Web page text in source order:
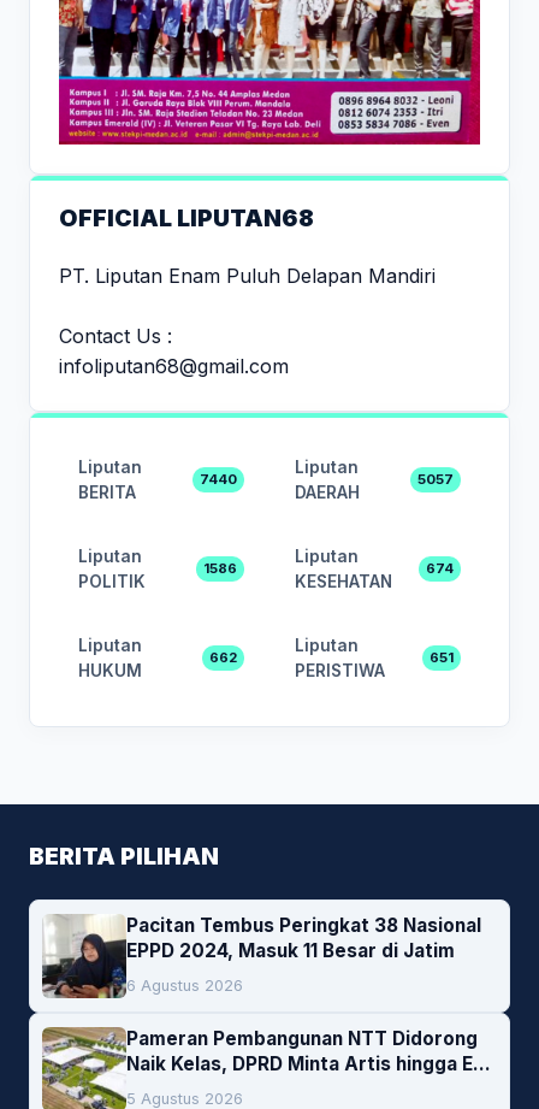
OFFICIAL LIPUTAN68
PT. Liputan Enam Puluh Delapan Mandiri
Contact Us :
infoliputan68@gmail.com
Liputan
BERITA
7440
Liputan
DAERAH
5057
Liputan
POLITIK
1586
Liputan
KESEHATAN
674
Liputan
HUKUM
662
Liputan
PERISTIWA
651
BERITA PILIHAN
Pacitan Tembus Peringkat 38 Nasional
EPPD 2024, Masuk 11 Besar di Jatim
6 Agustus 2026
Pameran Pembangunan NTT Didorong
Naik Kelas, DPRD Minta Artis hingga EO
Lokal Jadi Prioritas
5 Agustus 2026